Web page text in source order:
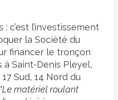
: c’est l’investissement
la Société du
financer le tronçon
Saint-Denis Pleyel,
Sud, 14 Nord du
"Le matériel roulant